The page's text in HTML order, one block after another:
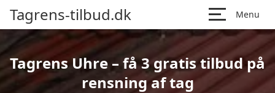
Tagrens-tilbud.dk Menu
Tagrens Uhre – få 3 gratis tilbud på
rensning af tag